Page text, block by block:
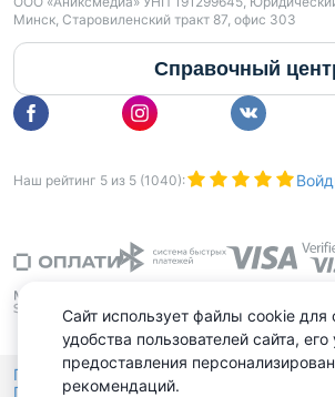
Минск, Старовиленский тракт 87, офис 303
Справочный
Наш рейтинг 5 из 5 (1040):
Политика конфиденциальности,
Политика обработки файлов куки
Сайт использует файлы cookie для
удобства пользователей сайта,
предоставления
рекомендаций.